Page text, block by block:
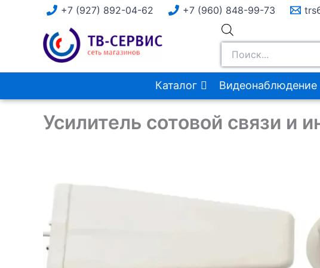
содержимому
+7 (927) 892-04-62 +7 (960) 848-99-73
товаров
Каталог Видеонаблюдение
Усилитель сотовой связи и